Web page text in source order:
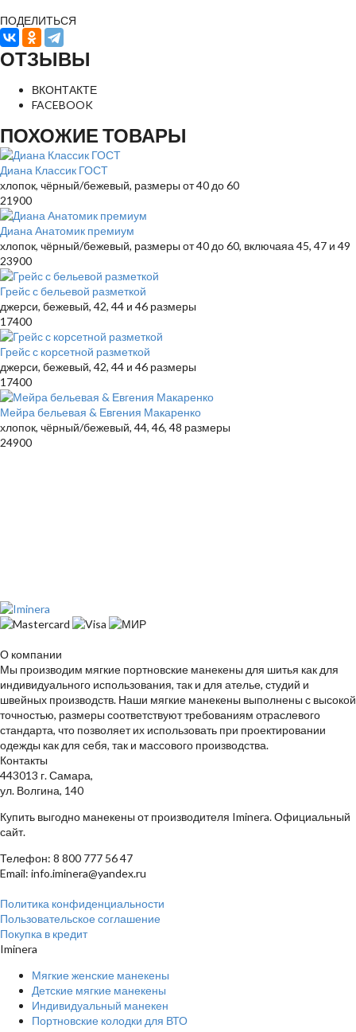
ПОДЕЛИТЬСЯ
ОТЗЫВЫ
ВКОНТАКТЕ
FACEBOOK
ПОХОЖИЕ ТОВАРЫ
Диана Классик ГОСТ
хлопок, чёрный/бежевый, размеры от 40 до 60
21900
Диана Анатомик премиум
хлопок, чёрный/бежевый, размеры от 40 до 60, включаяа 45, 47 и 49
23900
Грейс с бельевой разметкой
джерси, бежевый, 42, 44 и 46 размеры
17400
Грейс с корсетной разметкой
джерси, бежевый, 42, 44 и 46 размеры
17400
Мейра бельевая & Евгения Макаренко
хлопок, чёрный/бежевый, 44, 46, 48 размеры
24900
О компании
Мы производим мягкие портновские манекены для шитья как для
индивидуального использования, так и для ателье, студий и
швейных производств. Наши мягкие манекены выполнены с высокой
точностью, размеры соответствуют требованиям отраслевого
стандарта, что позволяет их использовать при проектировании
одежды как для себя, так и массового производства.
Контакты
443013 г. Самара,
ул. Волгина, 140
Купить выгодно манекены от производителя Iminera. Официальный
сайт.
Телефон: 8 800 777 56 47
Email: info.iminera@yandex.ru
Политика конфиденциальности
Пользовательское соглашение
Покупка в кредит
Iminera
Мягкие женские манекены
Детские мягкие манекены
Индивидуальный манекен
Портновские колодки для ВТО